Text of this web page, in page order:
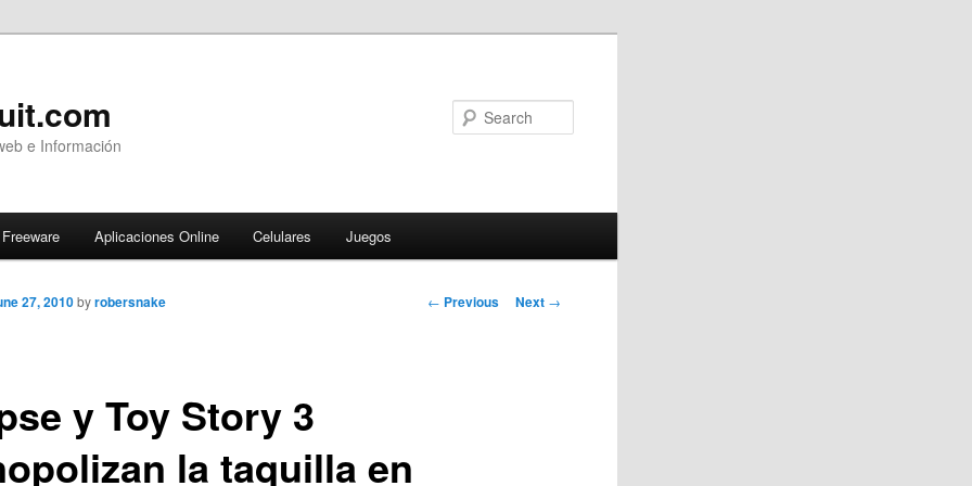
e Información
Freeware Aplicaciones Online Celulares Juegos
Post
← Previous Next →
y Toy Story 3
la taquilla en
27, 2010 byrobersnake